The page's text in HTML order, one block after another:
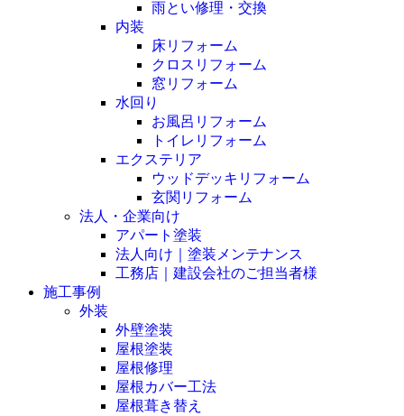
雨とい修理・交換
内装
床リフォーム
クロスリフォーム
窓リフォーム
水回り
お風呂リフォーム
トイレリフォーム
エクステリア
ウッドデッキリフォーム
玄関リフォーム
法人・企業向け
アパート塗装
法人向け｜塗装メンテナンス
工務店｜建設会社のご担当者様
施工事例
外装
外壁塗装
屋根塗装
屋根修理
屋根カバー工法
屋根葺き替え